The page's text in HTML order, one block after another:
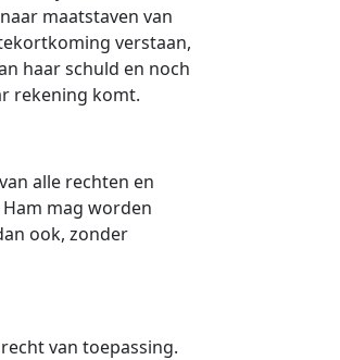
maatstaven van
verstaan,
haar schuld en noch
rekening komt.
alle rechten en
mag worden
ook, zonder
van toepassing.